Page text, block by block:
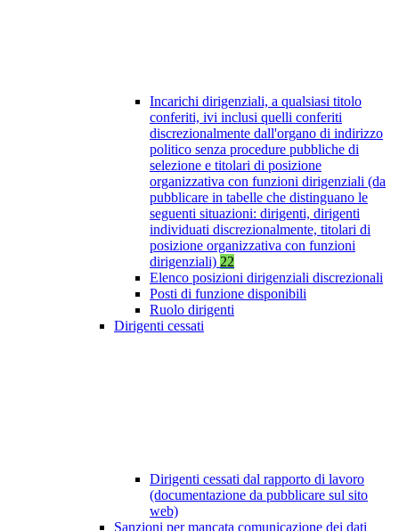
Incarichi dirigenziali, a qualsiasi titolo
conferiti, ivi inclusi quelli conferiti
discrezionalmente dall'organo di indirizzo
politico senza procedure pubbliche di
selezione e titolari di posizione
organizzativa con funzioni dirigenziali (da
pubblicare in tabelle che distinguano le
seguenti situazioni: dirigenti, dirigenti
individuati discrezionalmente, titolari di
posizione organizzativa con funzioni
dirigenziali) 22
Elenco posizioni dirigenziali discrezionali
Posti di funzione disponibili
Ruolo dirigenti
Dirigenti cessati
Dirigenti cessati dal rapporto di lavoro
(documentazione da pubblicare sul sito
web)
Sanzioni per mancata comunicazione dei dati